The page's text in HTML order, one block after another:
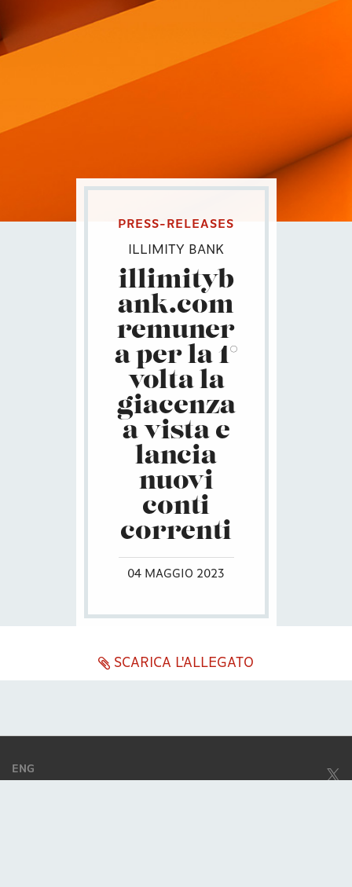
PRESS-RELEASES
ILLIMITY BANK
illimityb
ank.com
remuner
a per la 1°
volta la
giacenza
a vista e
lancia
nuovi
conti
correnti
04 MAGGIO 2023
SCARICA L'ALLEGATO
ENG